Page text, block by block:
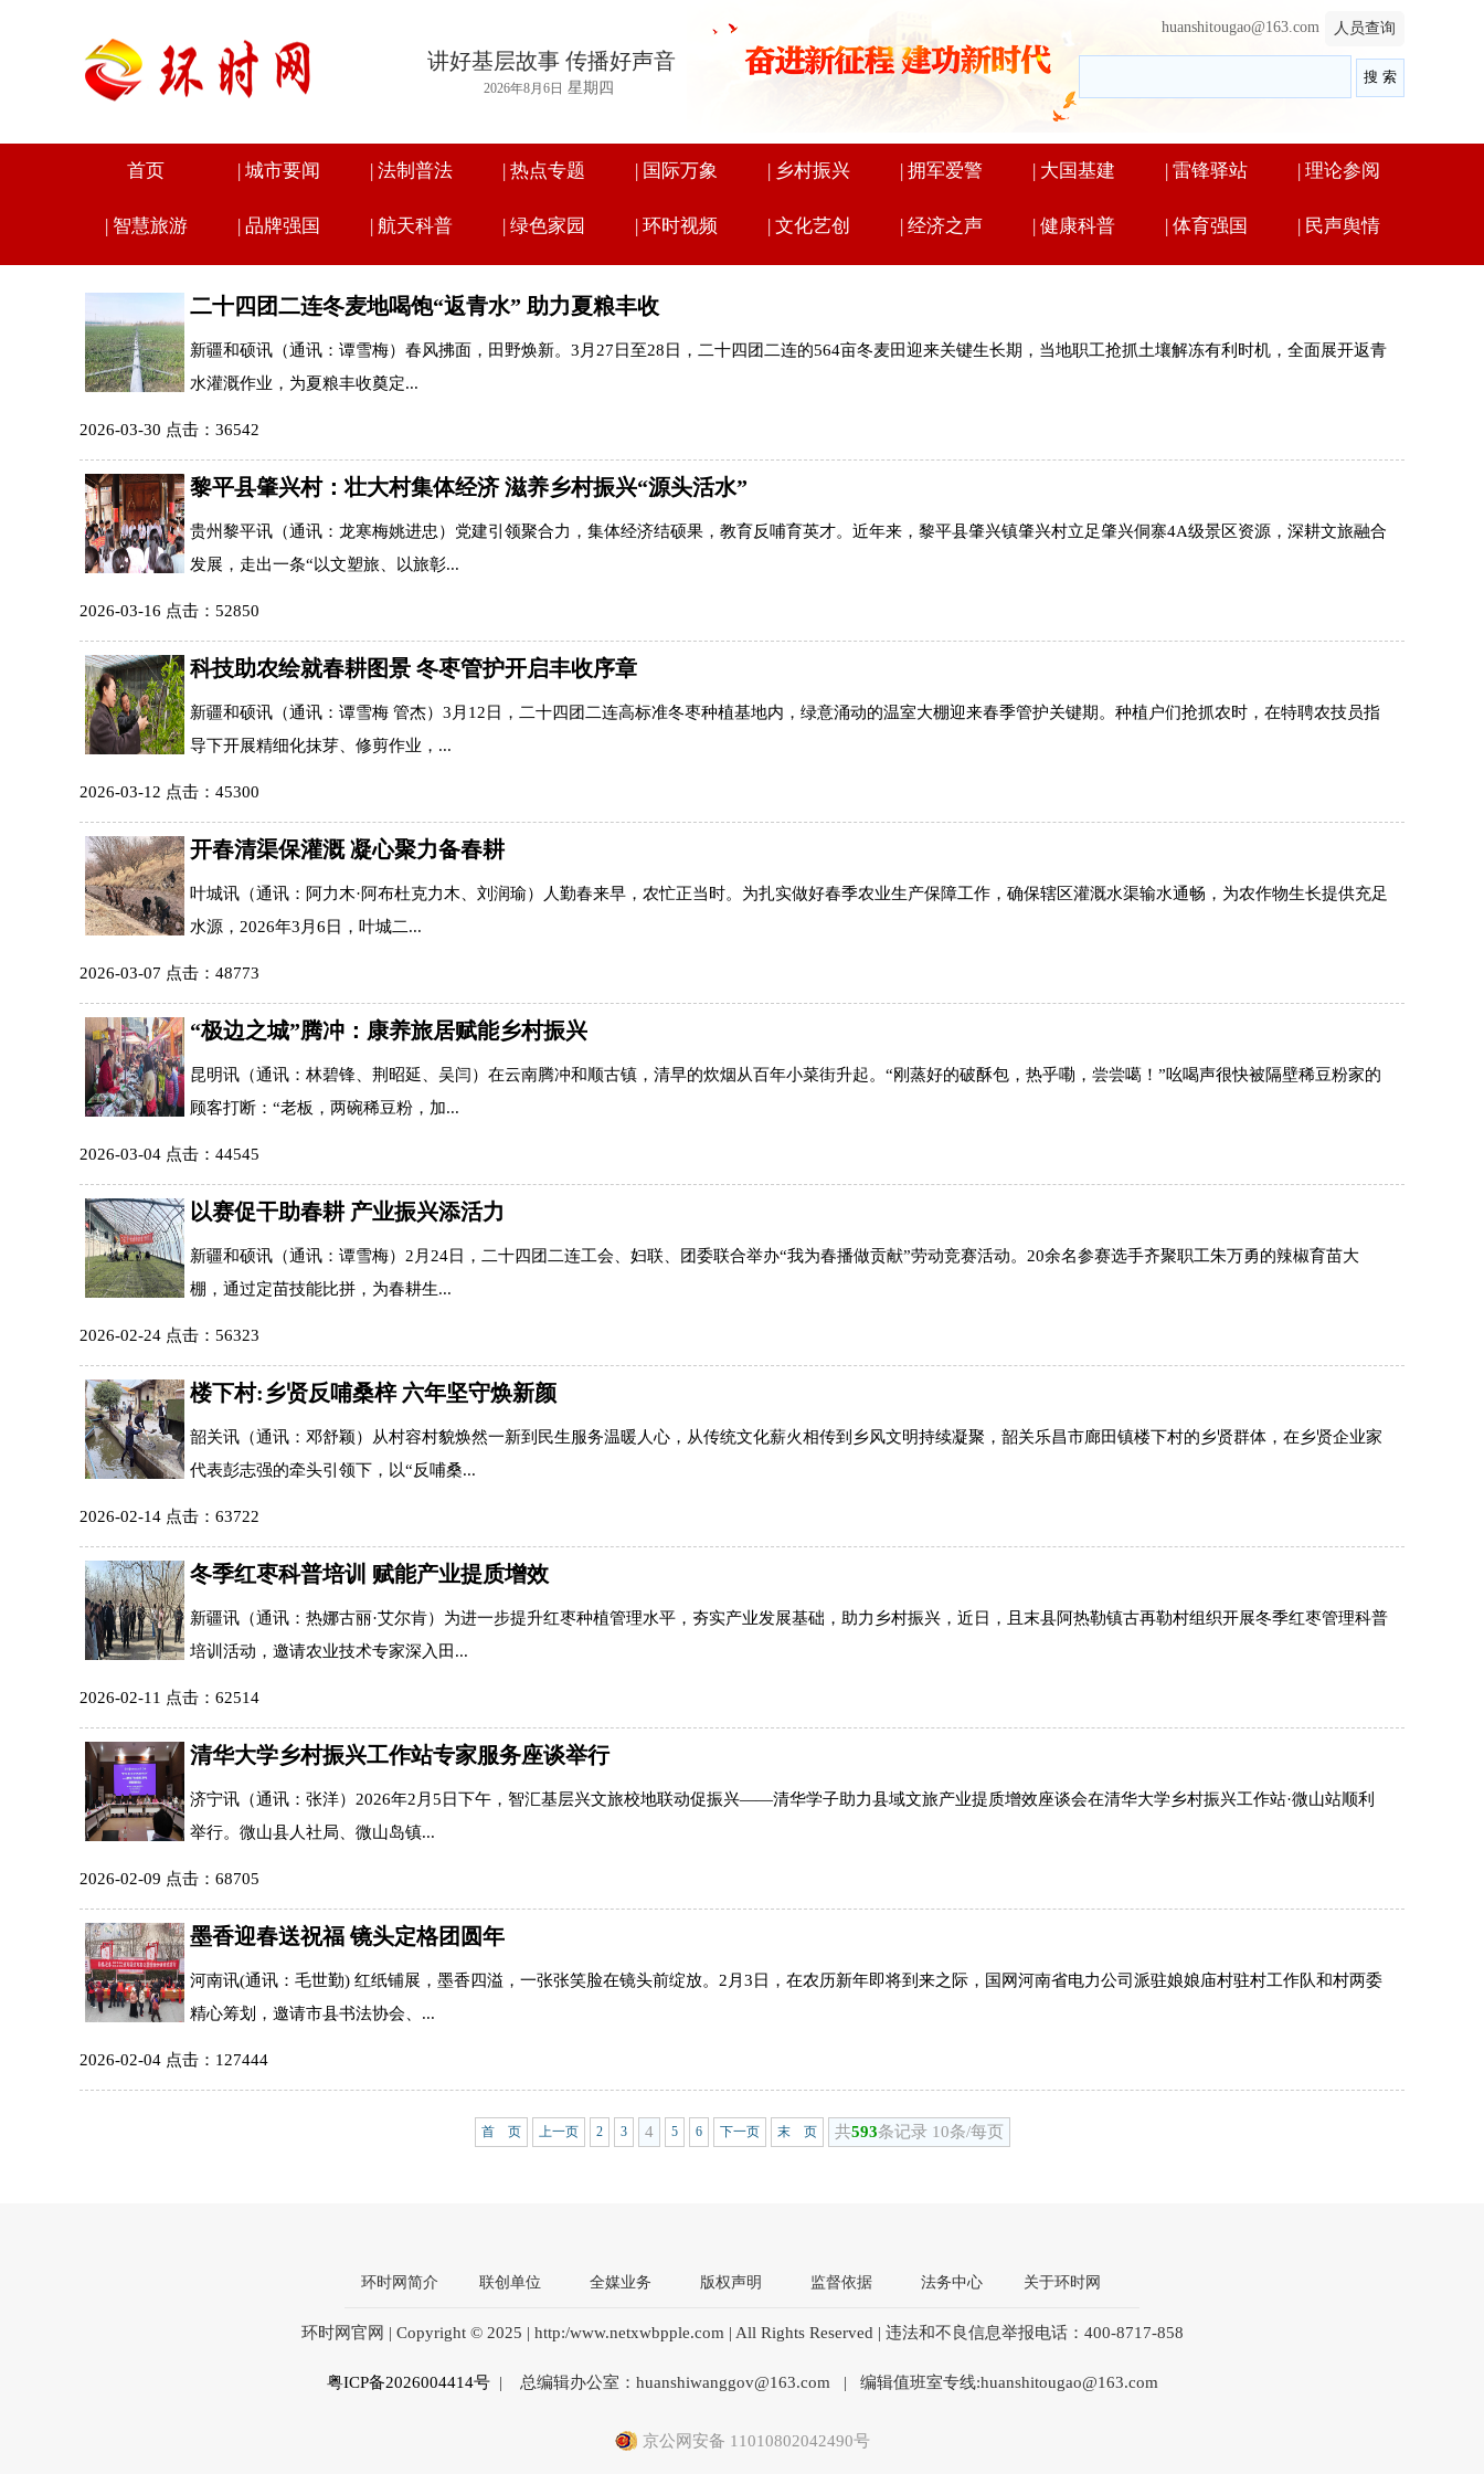
讲好基层故事 传播好声音
2026年8月6日 星期四
人员查询
huanshitougao@163.com
首页 | 城市要闻 | 法制普法 | 热点专题 | 国际万象 | 乡村振兴 | 拥军爱警 | 大国基建 | 雷锋驿站 | 理论参阅
| 智慧旅游 | 品牌强国 | 航天科普 | 绿色家园 | 环时视频 | 文化艺创 | 经济之声 | 健康科普 | 体育强国 | 民声舆情
二十四团二连冬麦地喝饱“返青水” 助力夏粮丰收
新疆和硕讯（通讯：谭雪梅）春风拂面，田野焕新。3月27日至28日，二十四团二连的564亩冬麦田迎来关键生长期，当地职工抢抓土壤解冻有利时机，全面展开返青
水灌溉作业，为夏粮丰收奠定...
2026-03-30 点击：36542
黎平县肇兴村：壮大村集体经济 滋养乡村振兴“源头活水”
贵州黎平讯（通讯：龙寒梅姚进忠）党建引领聚合力，集体经济结硕果，教育反哺育英才。近年来，黎平县肇兴镇肇兴村立足肇兴侗寨4A级景区资源，深耕文旅融合
发展，走出一条“以文塑旅、以旅彰...
2026-03-16 点击：52850
科技助农绘就春耕图景 冬枣管护开启丰收序章
新疆和硕讯（通讯：谭雪梅 管杰）3月12日，二十四团二连高标准冬枣种植基地内，绿意涌动的温室大棚迎来春季管护关键期。种植户们抢抓农时，在特聘农技员指
导下开展精细化抹芽、修剪作业，...
2026-03-12 点击：45300
开春清渠保灌溉 凝心聚力备春耕
叶城讯（通讯：阿力木·阿布杜克力木、刘润瑜）人勤春来早，农忙正当时。为扎实做好春季农业生产保障工作，确保辖区灌溉水渠输水通畅，为农作物生长提供充足
水源，2026年3月6日，叶城二...
2026-03-07 点击：48773
“极边之城”腾冲：康养旅居赋能乡村振兴
昆明讯（通讯：林碧锋、荆昭延、吴闫）在云南腾冲和顺古镇，清早的炊烟从百年小菜街升起。“刚蒸好的破酥包，热乎嘞，尝尝噶！”吆喝声很快被隔壁稀豆粉家的
顾客打断：“老板，两碗稀豆粉，加...
2026-03-04 点击：44545
以赛促干助春耕 产业振兴添活力
新疆和硕讯（通讯：谭雪梅）2月24日，二十四团二连工会、妇联、团委联合举办“我为春播做贡献”劳动竞赛活动。20余名参赛选手齐聚职工朱万勇的辣椒育苗大
棚，通过定苗技能比拼，为春耕生...
2026-02-24 点击：56323
楼下村:乡贤反哺桑梓 六年坚守焕新颜
韶关讯（通讯：邓舒颖）从村容村貌焕然一新到民生服务温暖人心，从传统文化薪火相传到乡风文明持续凝聚，韶关乐昌市廊田镇楼下村的乡贤群体，在乡贤企业家
代表彭志强的牵头引领下，以“反哺桑...
2026-02-14 点击：63722
冬季红枣科普培训 赋能产业提质增效
新疆讯（通讯：热娜古丽·艾尔肯）为进一步提升红枣种植管理水平，夯实产业发展基础，助力乡村振兴，近日，且末县阿热勒镇古再勒村组织开展冬季红枣管理科普
培训活动，邀请农业技术专家深入田...
2026-02-11 点击：62514
清华大学乡村振兴工作站专家服务座谈举行
济宁讯（通讯：张洋）2026年2月5日下午，智汇基层兴文旅校地联动促振兴——清华学子助力县域文旅产业提质增效座谈会在清华大学乡村振兴工作站·微山站顺利
举行。微山县人社局、微山岛镇...
2026-02-09 点击：68705
墨香迎春送祝福 镜头定格团圆年
河南讯(通讯：毛世勤) 红纸铺展，墨香四溢，一张张笑脸在镜头前绽放。2月3日，在农历新年即将到来之际，国网河南省电力公司派驻娘娘庙村驻村工作队和村两委
精心筹划，邀请市县书法协会、...
2026-02-04 点击：127444
首 页 上一页 2 3 4 5 6 下一页 末 页 共593条记录 10条/每页
环时网简介 联创单位 全媒业务 版权声明 监督依据 法务中心 关于环时网
环时网官网 | Copyright © 2025 | http:/www.netxwbpple.com | All Rights Reserved | 违法和不良信息举报电话：400-8717-858
粤ICP备2026004414号| 总编辑办公室：huanshiwanggov@163.com | 编辑值班室专线:huanshitougao@163.com
京公网安备 11010802042490号